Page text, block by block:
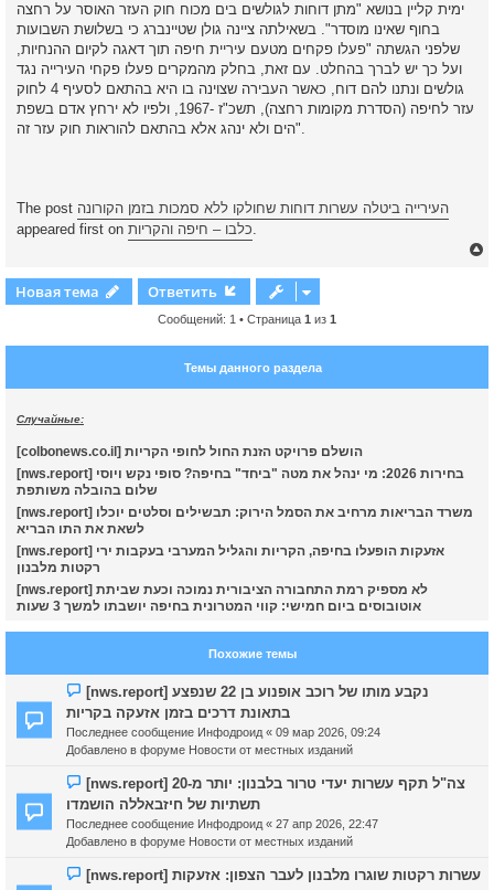
ימית קליין בנושא "מתן דוחות לגולשים בים מכוח חוק העזר האוסר על רחצה
בחוף שאינו מוסדר". בשאילתה ציינה גולן שטיינברג כי בשלושת השבועות
שלפני הגשתה "פעלו פקחים מטעם עיריית חיפה תוך דאגה לקיום ההנחיות,
ועל כך יש לברך בהחלט. עם זאת, בחלק מהמקרים פעלו פקחי העירייה נגד
גולשים ונתנו להם דוח, כאשר העבירה שצוינה בו היא בהתאם לסעיף 4 לחוק
עזר לחיפה (הסדרת מקומות רחצה), תשכ"ז -1967, ולפיו לא ירחץ אדם בשפת
הים ולא ינהג אלא בהתאם להוראות חוק עזר זה".
The post העירייה ביטלה עשרות דוחות שחולקו ללא סמכות בזמן הקורונה
appeared first on כלבו – חיפה והקריות.
т
с
Новая тема Ответить
Сообщений: 1 • Страница 1 из 1
Темы данного раздела
Случайные:
[colbonews.co.il] הושלם פרויקט הזנת החול לחופי הקריות
[nws.report] בחירות 2026: מי ינהל את מטה "ביחד" בחיפה? סופי נקש ויוסי
שלום בהובלה משותפת
[nws.report] משרד הבריאות מרחיב את הסמל הירוק: תבשילים וסלטים יוכלו
לשאת את התו הבריא
[nws.report] אזעקות הופעלו בחיפה, הקריות והגליל המערבי בעקבות ירי
רקטות מלבנון
[nws.report] לא מספיק רמת התחבורה הציבורית נמוכה וכעת שביתת
אוטובוסים ביום חמישי: קווי המטרונית בחיפה יושבתו למשך 3 שעות
Похожие темы
Н
о
с
о
о
б
щ
н
[nws.report] נקבע מותו של רוכב אופנוע בן 22 שנפצע
בתאונת דרכים בזמן אזעקה בקריות
Последнее сообщение Инфодроид « 09 мар 2026, 09:24
Добавлено в форуме Новости от местных изданий
Н
о
с
о
[nws.report] צה"ל תקף עשרות יעדי טרור בלבנון: יותר מ-20
תשתיות של חיזבאללה הושמדו
Последнее сообщение Инфодроид « 27 апр 2026, 22:47
Добавлено в форуме Новости от местных изданий
Н[nws.report] עשרות רקטות שוגרו מלבנון לעבר הצפון: אזעקות